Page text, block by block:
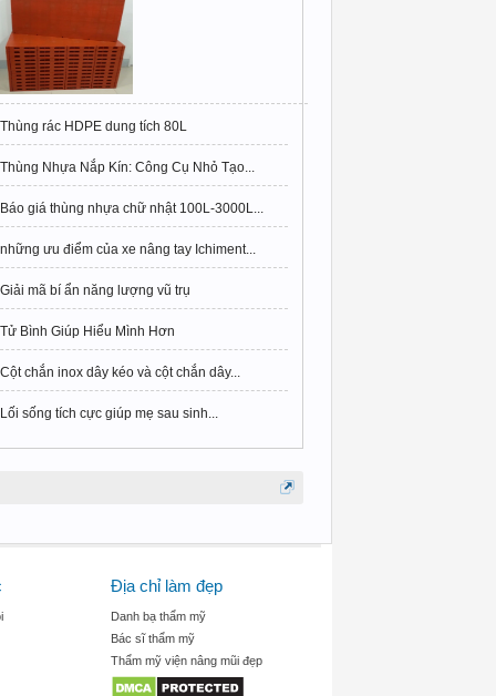
Thùng rác HDPE dung tích 80L
Thùng Nhựa Nắp Kín: Công Cụ Nhỏ Tạo...
Báo giá thùng nhựa chữ nhật 100L-3000L...
những ưu điểm của xe nâng tay Ichiment...
Giải mã bí ẩn năng lượng vũ trụ
Tử Bình Giúp Hiểu Mình Hơn
Cột chắn inox dây kéo và cột chắn dây...
Lối sống tích cực giúp mẹ sau sinh...
Địa chỉ làm đẹp
Danh bạ thẩm mỹ
Bác sĩ thẩm mỹ
Thẩm mỹ viện nâng mũi đẹp